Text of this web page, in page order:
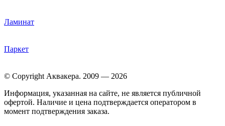
Ламинат
Паркет
© Copyright Аквакера. 2009 — 2026
Информация, указанная на сайте, не является публичной
офертой. Наличие и цена подтверждается оператором в
момент подтверждения заказа.